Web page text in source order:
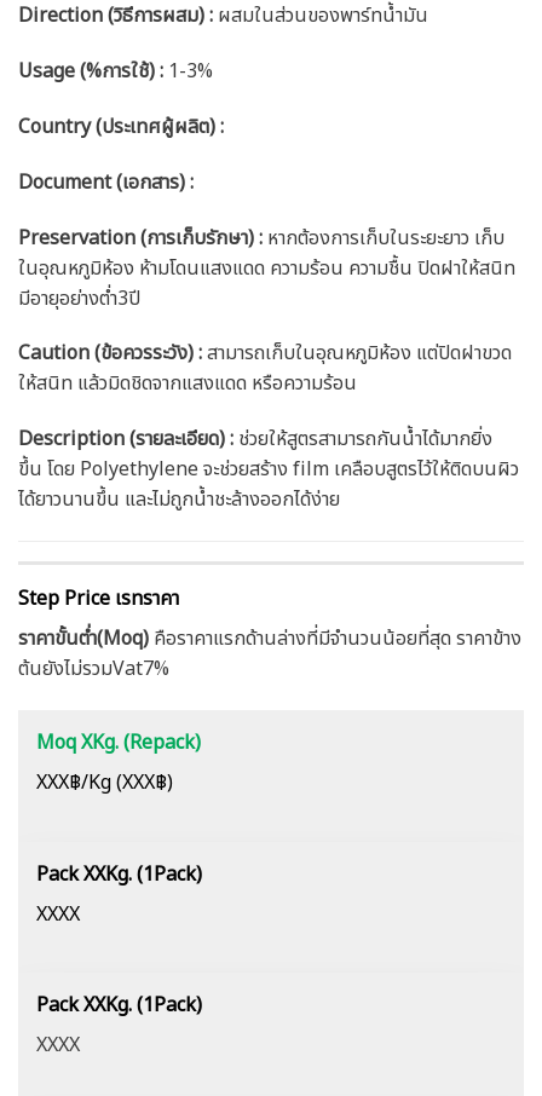
Direction (วิธีการผสม) : ผสมในส่วนของพาร์ทน้ำมัน
Usage (%การใช้) : 1-3%
Country (ประเทศผู้ผลิต) :
Document (เอกสาร) :
Preservation (การเก็บรักษา) : หากต้องการเก็บในระยะยาว เก็บ
ในอุณหภูมิห้อง ห้ามโดนแสงแดด ความร้อน ความชื้น ปิดฝาให้สนิท
มีอายุอย่างต่ำ3ปี
Caution(ข้อควรระวัง) :สามารถเก็บในอุณหภูมิห้อง แต่ปิดฝาขวด
ให้สนิท แล้วมิดชิดจากแสงแดด หรือความร้อน
Description (รายละเอียด): ช่วยให้สูตรสามารถกันน้ำได้มากยิ่ง
ขึ้น โดย Polyethylene จะช่วยสร้าง film เคลือบสูตรไว้ให้ติดบนผิว
ได้ยาวนานขึ้น และไม่ถูกน้ำชะล้างออกได้ง่าย
Step Price เรทราคา
ราคาขั้นต่ำ(Moq) คือราคาแรกด้านล่างที่มีจำนวนน้อยที่สุด ราคาข้าง
ต้นยังไม่รวมVat7%
Moq XKg. (Repack)
XXX฿/Kg (XXX฿)
Pack XXKg. (1Pack)
XXXX
Pack XXKg. (1Pack)
XXXX